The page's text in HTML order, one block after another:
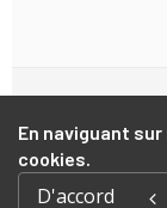
En naviguant
cookies.
D'accord